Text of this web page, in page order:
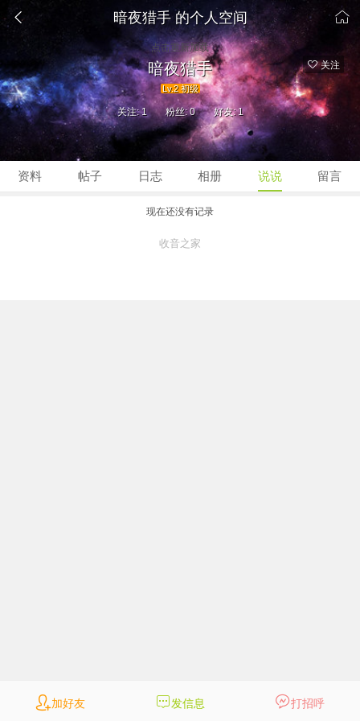
 暗夜猎手 的个人空间 
点击重新加载
暗夜猎手
Lv.2 初级
关注
关注: 1 粉丝: 0 好友: 1
资料 帖子 日志 相册 说说 留言
加好友 发信息 打招呼
现在还没有记录
收音之家